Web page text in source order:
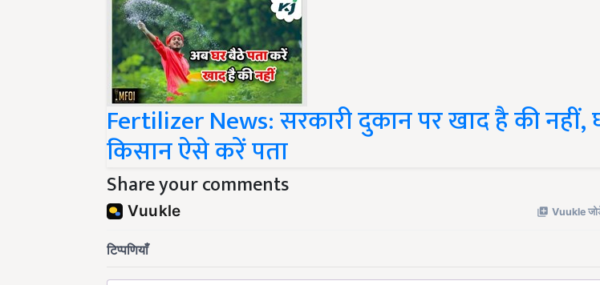
Fertilizer News: सरकारी दुकान पर खाद है की नहीं,
किसान ऐसे करें पता
Share your comments